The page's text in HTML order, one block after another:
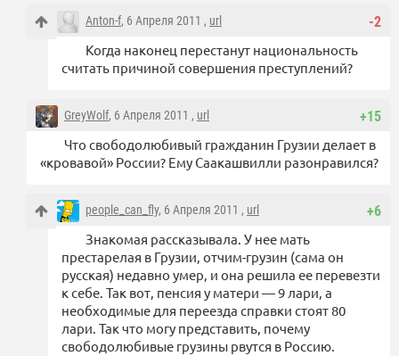
-2
Anton-f, 6 Апреля 2011 , url
Когда наконец перестанут национальность
считать причиной совершения преступлений?
+15
GreyWolf, 6 Апреля 2011 , url
Что свободолюбивый гражданин Грузии делает в
«кровавой» России? Ему Саакашвилли разонравился?
+6
people_can_fly, 6 Апреля 2011 , url
Знакомая рассказывала. У нее мать
престарелая в Грузии, отчим-грузин (сама он
русская) недавно умер, и она решила ее перевезти
к себе. Так вот, пенсия у матери — 9 лари, а
необходимые для переезда справки стоят 80
лари. Так что могу представить, почему
свободолюбивые грузины рвутся в Россию.